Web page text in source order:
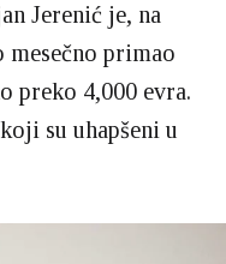
Jerenić je, na
mesečno primao
preko 4,000 evra.
su uhapšeni u